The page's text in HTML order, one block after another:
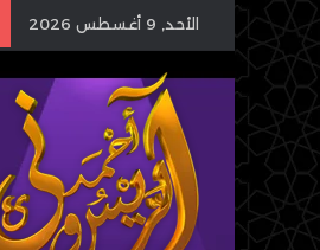
الأحد, 9 أغسطس 2026